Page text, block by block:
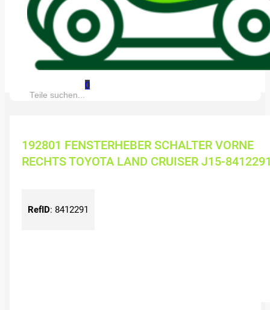
0
Suche:
192801 FENSTERHEBER SCHALTER VORNE
RECHTS TOYOTA LAND CRUISER J15-
RefID: 8412291